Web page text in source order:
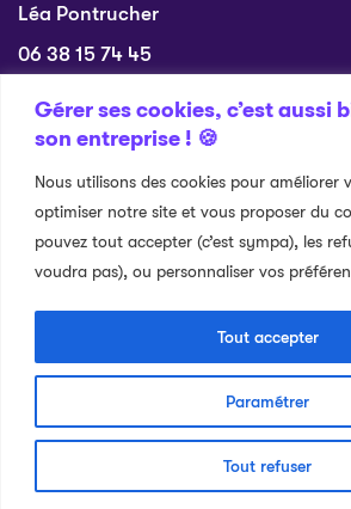
Gérer ses cookies, c’est aussi
son entreprise ! 🍪
Nous utilisons des cookies pour améliorer
optimiser notre site et vous proposer du
pouvez tout accepter (c’est sympa), les
voudra pas), ou personnaliser vos
Paramétrer
Tout refuser
Tout accepter
Léa Pontrucher
06 38 15 74 45
PAGES
© 2025 – Assist & moi – Tous
Données personnelles